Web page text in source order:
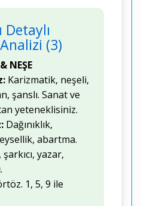
Detaylı
(3)
NEŞE
Karizmatik, neşeli,
şanslı. Sanat ve
yeteneklisiniz.
Dağınıklık,
abartma.
yazar,
1, 5, 9 ile